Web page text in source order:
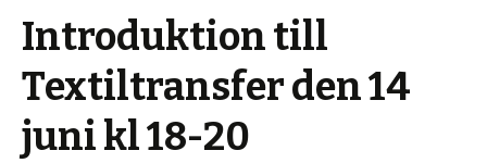
Introduktion till
Textiltransfer den 14
juni kl 18-20